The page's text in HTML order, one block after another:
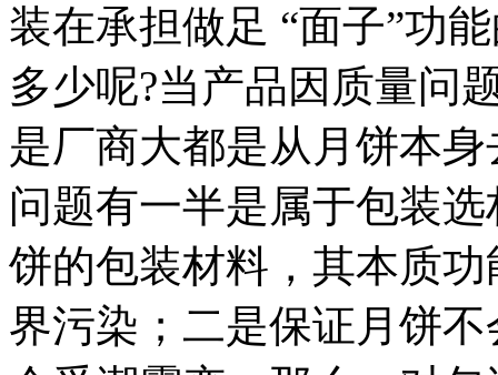
装在承担做足 “面子”功
多少呢?当产品因质量问
是厂商大都是从月饼本
问题有一半是属于包装
饼的包装材料，其本质
界污染；二是保证月饼